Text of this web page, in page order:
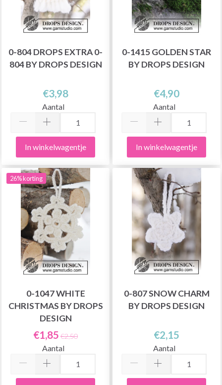
0-804 DROPS EXTRA 0-
804 BY DROPS DESIGN
€3,98
Aantal
In winkelwagentje
0-1415 GOLDEN STAR
BY DROPS DESIGN
€4,90
Aantal
In winkelwagentje
26% korting
0-1047 WHITE
CHRISTMAS BY DROPS
DESIGN
€1,85 €2,50
Aantal
0-807 SNOW CHARM
BY DROPS DESIGN
€2,15
Aantal